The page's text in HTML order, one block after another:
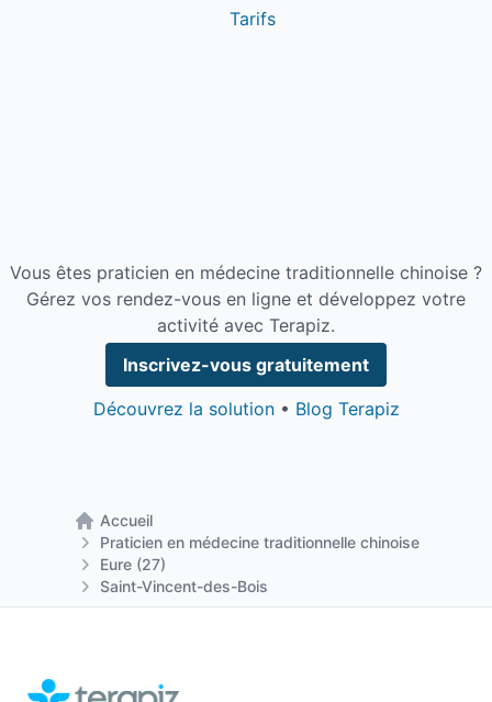
Tarifs
Vous êtes praticien en médecine traditionnelle chinoise ?
Gérez vos rendez-vous en ligne et développez votre
activité avec Terapiz.
Inscrivez-vous gratuitement
Découvrez la solution• Blog Terapiz
Accueil
Retour à la page d'accueil
Praticien en médecine traditionnelle chinoise
Eure (27)
Saint-Vincent-des-Bois